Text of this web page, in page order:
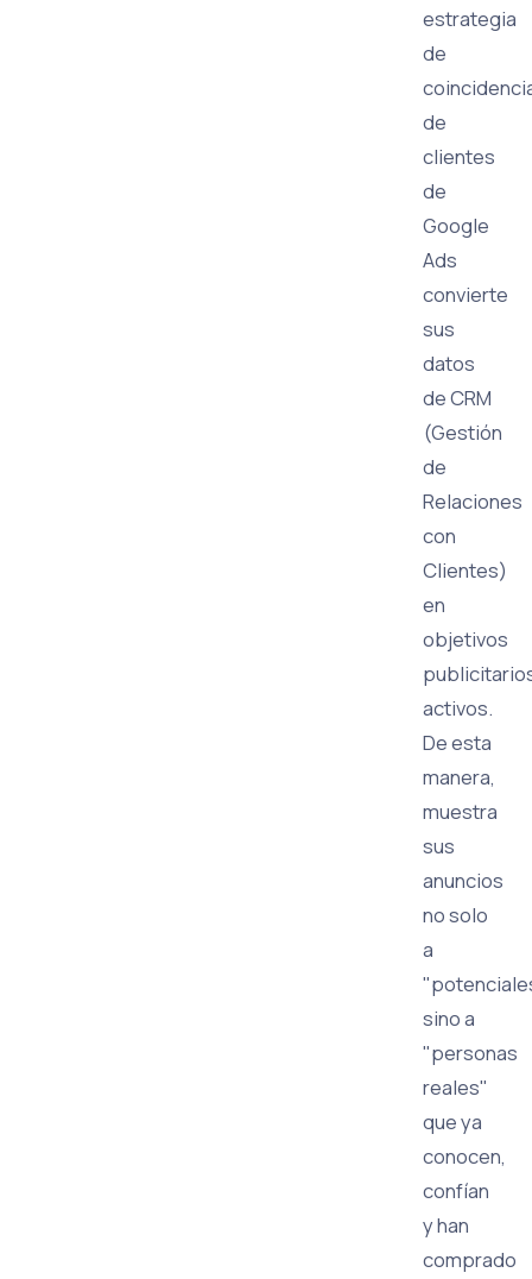
estrategia
de
de
clientes
de
Google
Ads
convierte
sus
datos
de CRM
(Gestión
de
Relaciones
con
Clientes)
en
objetivos
activos.
De esta
manera,
muestra
sus
anuncios
no solo
a
sino a
"personas
reales"
que ya
conocen,
confían
y han
comprado